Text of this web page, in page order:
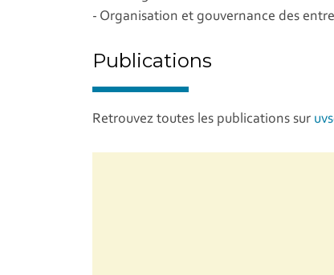
- Organisation et gouvernance des
Publications
Retrouvez toutes les publications sur